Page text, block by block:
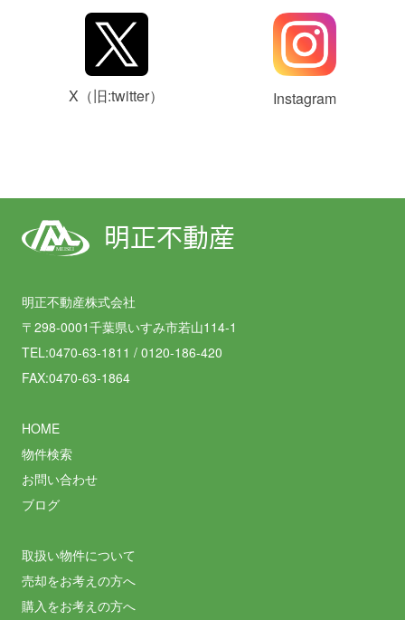
X（旧:twitter） Instagram
MEISEI 明正不動産
明正不動産株式会社
〒298-0001千葉県いすみ市若山114-1
TEL:0470-63-1811 / 0120-186-420
FAX:0470-63-1864
HOME
物件検索
お問い合わせ
ブログ
取扱い物件について
売却をお考えの方へ
購入をお考えの方へ